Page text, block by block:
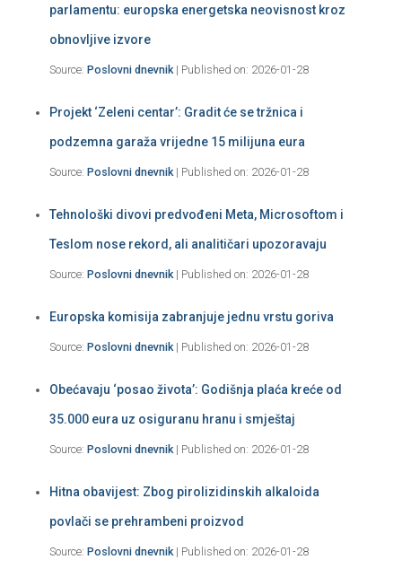
parlamentu: europska energetska neovisnost kroz
obnovljive izvore
Source: Poslovni dnevnik Published on: 2026-01-28
Projekt ‘Zeleni centar’: Gradit će se tržnica i
podzemna garaža vrijedne 15 milijuna eura
Source: Poslovni dnevnik Published on: 2026-01-28
Tehnološki divovi predvođeni Meta, Microsoftom i
Teslom nose rekord, ali analitičari upozoravaju
Source: Poslovni dnevnik Published on: 2026-01-28
Europska komisija zabranjuje jednu vrstu goriva
Source: Poslovni dnevnik Published on: 2026-01-28
Obećavaju ‘posao života’: Godišnja plaća kreće od
35.000 eura uz osiguranu hranu i smještaj
Source: Poslovni dnevnik Published on: 2026-01-28
Hitna obavijest: Zbog pirolizidinskih alkaloida
povlači se prehrambeni proizvod
Source: Poslovni dnevnik Published on: 2026-01-28